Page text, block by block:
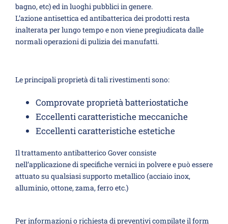
bagno, etc) ed in luoghi pubblici in genere.
L’azione antisettica ed antibatterica dei prodotti resta
inalterata per lungo tempo e non viene pregiudicata dalle
normali operazioni di pulizia dei manufatti.
Le principali proprietà di tali rivestimenti sono:
Comprovate proprietà batteriostatiche
Eccellenti caratteristiche meccaniche
Eccellenti caratteristiche estetiche
Il trattamento antibatterico Gover consiste
nell’applicazione di specifiche vernici in polvere e può essere
attuato su qualsiasi supporto metallico (acciaio inox,
alluminio, ottone, zama, ferro etc.)
Per informazioni o richiesta di preventivi compilate il form